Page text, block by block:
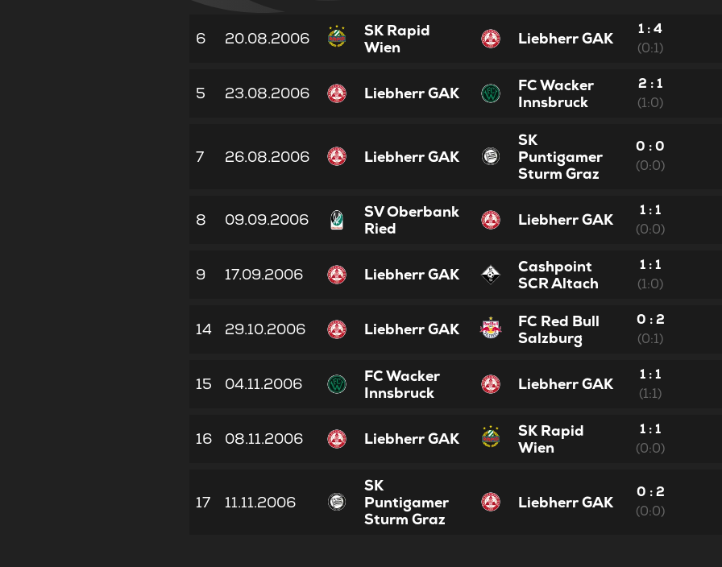
6 20.08.2006
SK Rapid
Wien
Liebherr GAK
1 : 4
(0:1)
5 23.08.2006 Liebherr GAK
FC Wacker
Innsbruck
2 : 1
(1:0)
7 26.08.2006 Liebherr GAK
SK
Puntigamer
Sturm Graz
0 : 0
(0:0)
8 09.09.2006
SV Oberbank
Ried
Liebherr GAK
1 : 1
(0:0)
9 17.09.2006 Liebherr GAK
Cashpoint
SCR Altach
1 : 1
(1:0)
14 29.10.2006 Liebherr GAK
FC Red Bull
Salzburg
0 : 2
(0:1)
15 04.11.2006
FC Wacker
Innsbruck
Liebherr GAK
1 : 1
(1:1)
16 08.11.2006 Liebherr GAK
SK Rapid
Wien
1 : 1
(0:0)
17 11.11.2006
SK
Puntigamer
Sturm Graz
Liebherr GAK
0 : 2
(0:0)